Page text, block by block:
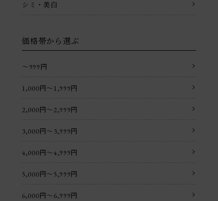
シミ・美白
価格帯から選ぶ
〜999円
1,000円〜1,999円
2,000円〜2,999円
3,000円〜3,999円
4,000円〜4,999円
5,000円〜5,999円
6,000円〜6,999円